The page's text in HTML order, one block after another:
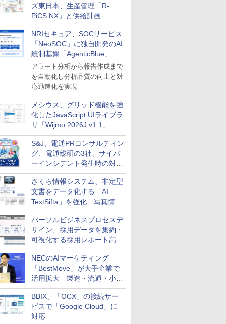
ズ東日本、生産管理「R-
PiCS NX」と供給計画
「scSQUARE ISP」の連携サ
ービスを提供開始
NRIセキュア、SOCサービス
「NeoSOC」に独自開発のAI
統制基盤「AgenticBlue」を
導入
アラート分析から報告作成まで
を自動化し分析品質の向上と対
応迅速化を実現
メシウス、グリッド機能を強
化したJavaScript UIライブラ
リ「Wijmo 2026J v1.1」
S&J、電通PRコンサルティン
グ、電通総研の3社、サイバ
ーインシデント発生時の対応
と危機管理広報を一体的に訓
練するプログラムを提供
さくら情報システム、非定型
文書をデータ化する「AI
TextSifta」を強化 写真情報
のデータ化などに対応
パーソルビジネスプロセスデ
ザイン、採用データを集約・
可視化する採用レポート高速
化サービスを提供
NECのAIマーケティング
「BestMove」が大手企業で
活用拡大 製造・流通・小売
企業・広告代理店などが実装
フェーズへ
BBIX、「OCX」の接続サー
ビスで「Google Cloud」に
対応